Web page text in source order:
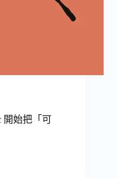
開始把「可